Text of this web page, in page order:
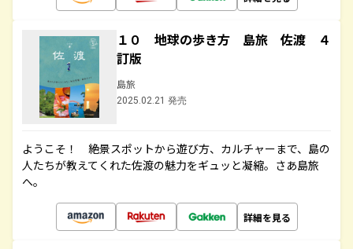
１０ 地球の歩き方 島旅 佐渡 ４
訂版
島旅
2025.02.21 発売
ようこそ！ 絶景スポットから遊び方、カルチャーまで、島の
人たちが教えてくれた佐渡の魅力をギュッと凝縮。さあ島旅
へ。
詳細を見る